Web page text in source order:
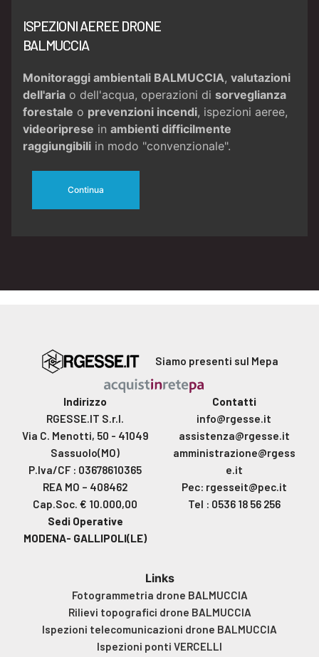
ISPEZIONI AEREE DRONE
BALMUCCIA
Monitoraggi ambientali BALMUCCIA, valutazioni
dell'aria o dell'acqua, operazioni di sorveglianza
forestale o prevenzioni incendi, ispezioni aeree,
videoriprese in ambienti difficilmente
raggiungibili in modo "convenzionale".
Continua
Siamo presenti sul Mepa
Indirizzo
RGESSE.IT S.r.l.
Via C. Menotti, 50 - 41049
Sassuolo(MO)
P.Iva/CF : 03678610365
REA MO – 408462
Cap.Soc. € 10.000,00
Sedi Operative
MODENA- GALLIPOLI(LE)
Contatti
info@rgesse.it
assistenza@rgesse.it
amministrazione@rgess
e.it
Pec: rgesseit@pec.it
Tel : 0536 18 56 256
Links
Fotogrammetria drone BALMUCCIA
Rilievi topografici drone BALMUCCIA
Ispezioni telecomunicazioni drone BALMUCCIA
Ispezioni ponti VERCELLI